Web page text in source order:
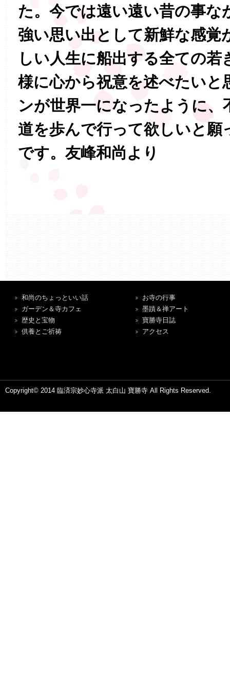
た。今では遠い遠い昔の事な
強い思い出として新鮮な感覚
しい人生に船出する全ての
様に心から祝意を述べたいと
ンが世界一になったように、
道を歩んで行って欲しいと願
です。友峰和尚より
和尚のちょっといい話
ガーデン＆寺カフェ
歴史と宝物
供養とご祈祷
お寺の行事
墨蹟＆禅アート
寶勝寺日誌
アクセス
Copyright© 2014 臨済宗妙心寺派 太白山 寶勝寺 All Rights Reserved.